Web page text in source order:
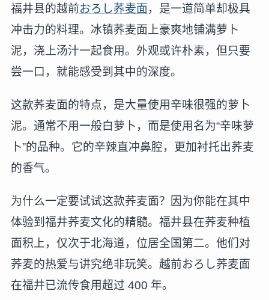
福井县的越前おろし荞麦面 ，是一道简单却极具
冲击力的料理。冰镇荞麦面上豪爽地铺满萝卜
泥，浇上汤汁一起食用。外观或许朴素，但只要
尝一口，就能感受到其中的深度。
这款荞麦面的特点，是大量使用辛味很强的萝卜
泥。通常不用一般白萝卜，而是使用名为“辛味萝
卜”的品种。它的辛辣直冲鼻腔，更加衬托出荞麦
的香气。
为什么一定要试试这款荞麦面？因为你能在其中
体验到福井荞麦文化的精髓。福井县在荞麦种植
面积上，仅次于北海道，位居全国第二。他们对
荞麦的热爱与讲究绝非玩笑。越前おろし荞麦面
在福井已流传食用超过 400 年。